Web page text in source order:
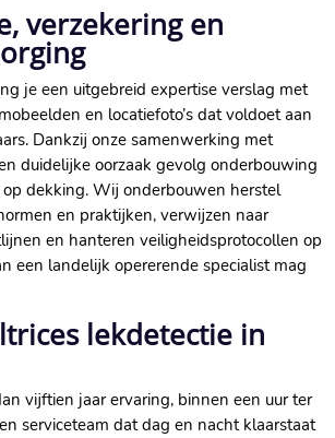
verzekering en
je een uitgebreid expertise verslag met
en locatiefoto’s dat voldoet aan
Dankzij onze samenwerking met
duidelijke oorzaak gevolg onderbouwing
dekking.​ Wij onderbouwen herstel
en praktijken, verwijzen naar
en hanteren veiligheidsprotocollen op
een landelijk opererende specialist mag
lekdetectie in
vijftien jaar ervaring, binnen een uur ter
serviceteam dat dag en nacht klaarstaat